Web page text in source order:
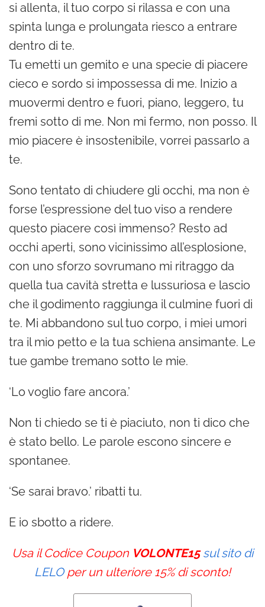
si allenta, il tuo corpo si rilassa e con una
spinta lunga e prolungata riesco a entrare
dentro di te.
Tu emetti un gemito e una specie di piacere
cieco e sordo si impossessa di me. Inizio a
muovermi dentro e fuori, piano, leggero, tu
fremi sotto di me. Non mi fermo, non posso. Il
mio piacere è insostenibile, vorrei passarlo a
te.
Sono tentato di chiudere gli occhi, ma non è
forse l’espressione del tuo viso a rendere
questo piacere così immenso? Resto ad
occhi aperti, sono vicinissimo all’esplosione,
con uno sforzo sovrumano mi ritraggo da
quella tua cavità stretta e lussuriosa e lascio
che il godimento raggiunga il culmine fuori di
te. Mi abbandono sul tuo corpo, i miei umori
tra il mio petto e la tua schiena ansimante. Le
tue gambe tremano sotto le mie.
‘Lo voglio fare ancora.’
Non ti chiedo se ti è piaciuto, non ti dico che
è stato bello. Le parole escono sincere e
spontanee.
‘Se sarai bravo.’ ribatti tu.
E io sbotto a ridere.
Usa il Codice Coupon VOLONTE15 sul sito di
LELOper un ulteriore 15% di sconto!